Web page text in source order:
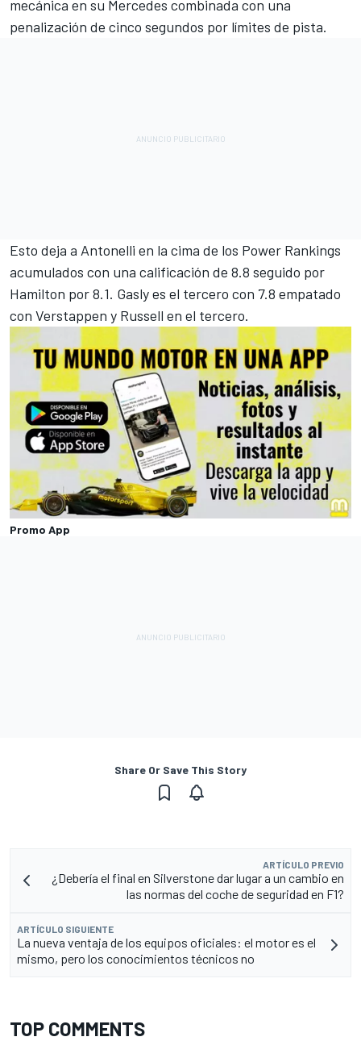
mecánica en su Mercedes combinada con una
penalización de cinco segundos por límites de pista.
Esto deja a Antonelli en la cima de los Power Rankings
acumulados con una calificación de 8.8 seguido por
Hamilton por 8.1. Gasly es el tercero con 7.8 empatado
con Verstappen y Russell en el tercero.
Promo App
Share Or Save This Story
ARTÍCULO PREVIO
¿Debería el final en Silverstone dar lugar a un cambio en
las normas del coche de seguridad en F1?
ARTÍCULO SIGUIENTE
La nueva ventaja de los equipos oficiales: el motor es el
mismo, pero los conocimientos técnicos no
TOP COMMENTS